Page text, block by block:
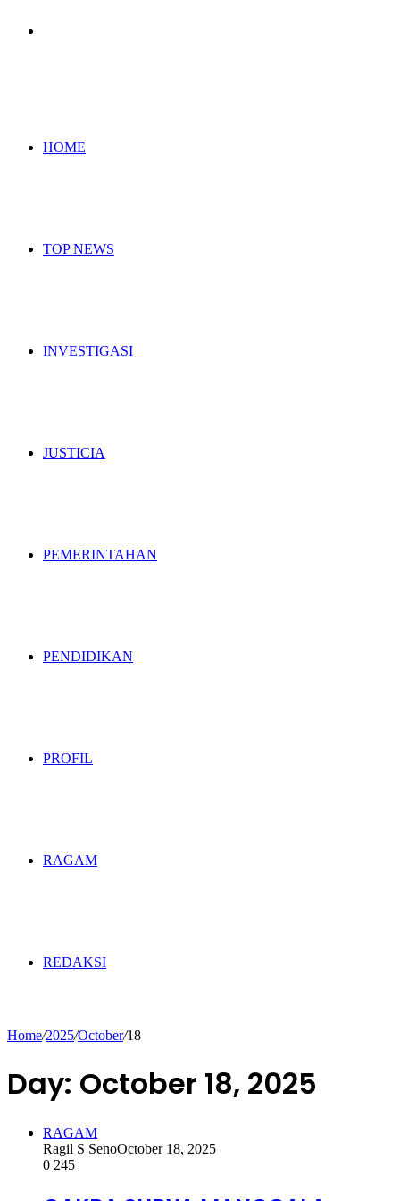
HOME
TOP NEWS
INVESTIGASI
JUSTICIA
PEMERINTAHAN
PENDIDIKAN
PROFIL
RAGAM
REDAKSI
Home/2025/October/18
Day: October 18, 2025
RAGAM
Ragil S SenoOctober 18, 2025
0 245